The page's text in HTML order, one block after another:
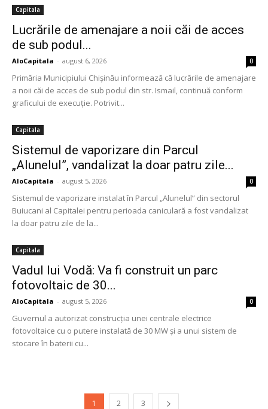
Capitala
Lucrările de amenajare a noii căi de acces
de sub podul...
AloCapitala - august 6, 2026 0
Primăria Municipiului Chișinău informează că lucrările de amenajare
a noii căi de acces de sub podul din str. Ismail, continuă conform
graficului de execuție. Potrivit...
Capitala
Sistemul de vaporizare din Parcul
„Alunelul”, vandalizat la doar patru zile...
AloCapitala - august 5, 2026 0
Sistemul de vaporizare instalat în Parcul „Alunelul” din sectorul
Buiucani al Capitalei pentru perioada caniculară a fost vandalizat
la doar patru zile de la...
Capitala
Vadul lui Vodă: Va fi construit un parc
fotovoltaic de 30...
AloCapitala - august 5, 2026 0
Guvernul a autorizat construcția unei centrale electrice
fotovoltaice cu o putere instalată de 30 MW și a unui sistem de
stocare în baterii cu...
1 2 3